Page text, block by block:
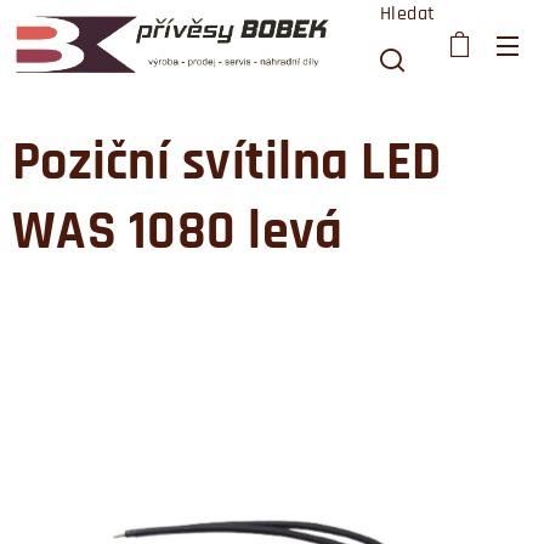
Hledat
Poziční svítilna LED
WAS 1080 levá